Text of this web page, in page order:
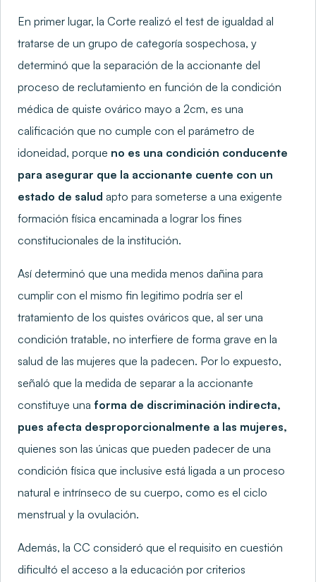
En primer lugar, la Corte realizó el test de igualdad al
tratarse de un grupo de categoría sospechosa, y
determinó que la separación de la accionante del
proceso de reclutamiento en función de la condición
médica de quiste ovárico mayo a 2cm, es una
calificación que no cumple con el parámetro de
idoneidad, porque no es una condición conducente
para asegurar que la accionante cuente con un
estado de salud apto para someterse a una exigente
formación física encaminada a lograr los fines
constitucionales de la institución.
Así determinó que una medida menos dañina para
cumplir con el mismo fin legitimo podría ser el
tratamiento de los quistes ováricos que, al ser una
condición tratable, no interfiere de forma grave en la
salud de las mujeres que la padecen. Por lo expuesto,
señaló que la medida de separar a la accionante
constituye una forma de discriminación indirecta,
pues afecta desproporcionalmente a las mujeres,
quienes son las únicas que pueden padecer de una
condición física que inclusive está ligada a un proceso
natural e intrínseco de su cuerpo, como es el ciclo
menstrual y la ovulación.
Además, la CC consideró que el requisito en cuestión
dificultó el acceso a la educación por criterios